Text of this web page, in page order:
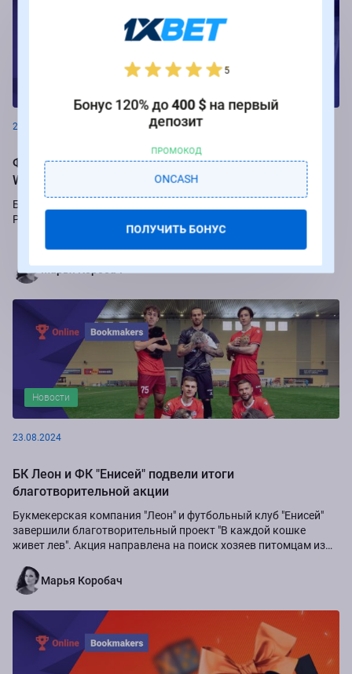
26.08.2024
Фрибеты до 250 000 рублей за ставки на РПЛ от БК
Winline
Букмекер Winline подарит бесплатные ставки за пари на игры
Российской Премьер-лиги.
Марья Коробач
Новости
23.08.2024
БК Леон и ФК "Енисей" подвели итоги
благотворительной акции
Букмекерская компания "Леон" и футбольный клуб "Енисей"
завершили благотворительный проект "В каждой кошке
живет лев". Акция направлена на поиск хозяев питомцам из
Марья Коробач
5
Бонус 120% до400 $на первый
депозит
ПРОМОКОД
ONCASH
ПОЛУЧИТЬ БОНУС